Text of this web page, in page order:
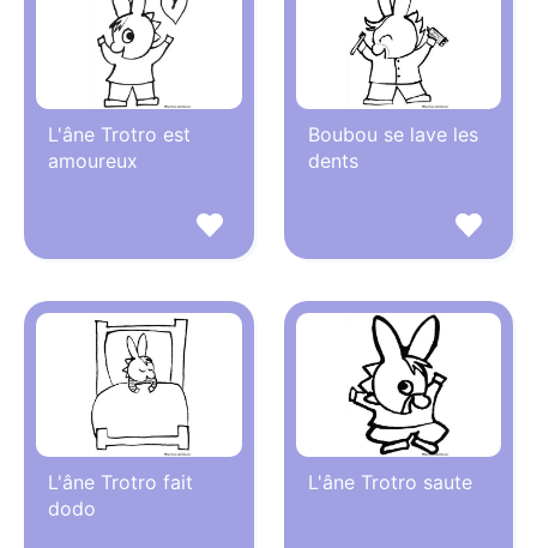
L'âne Trotro est
amoureux
Boubou se lave les
dents
L'âne Trotro fait
dodo
L'âne Trotro saute